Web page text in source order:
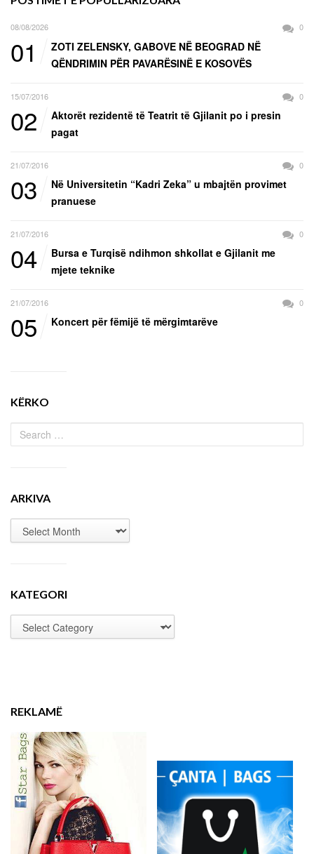
08/08/2026 0
01
ZOTI ZELENSKY, GABOVE NË BEOGRAD NË
QËNDRIMIN PËR PAVARËSINË E KOSOVËS
15/07/2016 0
02
Aktorët rezidentë të Teatrit të Gjilanit po i presin
pagat
21/07/2016 0
03
Në Universitetin “Kadri Zeka” u mbajtën provimet
pranuese
21/07/2016 0
04
Bursa e Turqisë ndihmon shkollat e Gjilanit me
mjete teknike
21/07/2016 0
05 Koncert për fëmijë të mërgimtarëve
KËRKO
ARKIVA
KATEGORI
REKLAMË